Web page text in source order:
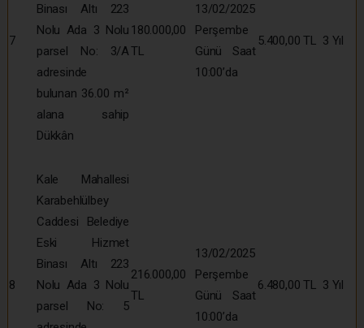
7
Binası Altı 223
Nolu Ada 3 Nolu
parsel No: 3/A
adresinde
bulunan 36.00 m²
alana sahip
Dükkân
180.000,00
TL
13/02/2025
Perşembe
Günü Saat
10:00’da
5.400,00 TL 3 Yıl
8
Kale Mahallesi
Karabehlülbey
Caddesi Belediye
Eski Hizmet
Binası Altı 223
Nolu Ada 3 Nolu
parsel No: 5
216.000,00
TL
13/02/2025
Perşembe
Günü Saat
10:00’da
6.480,00 TL 3 Yıl